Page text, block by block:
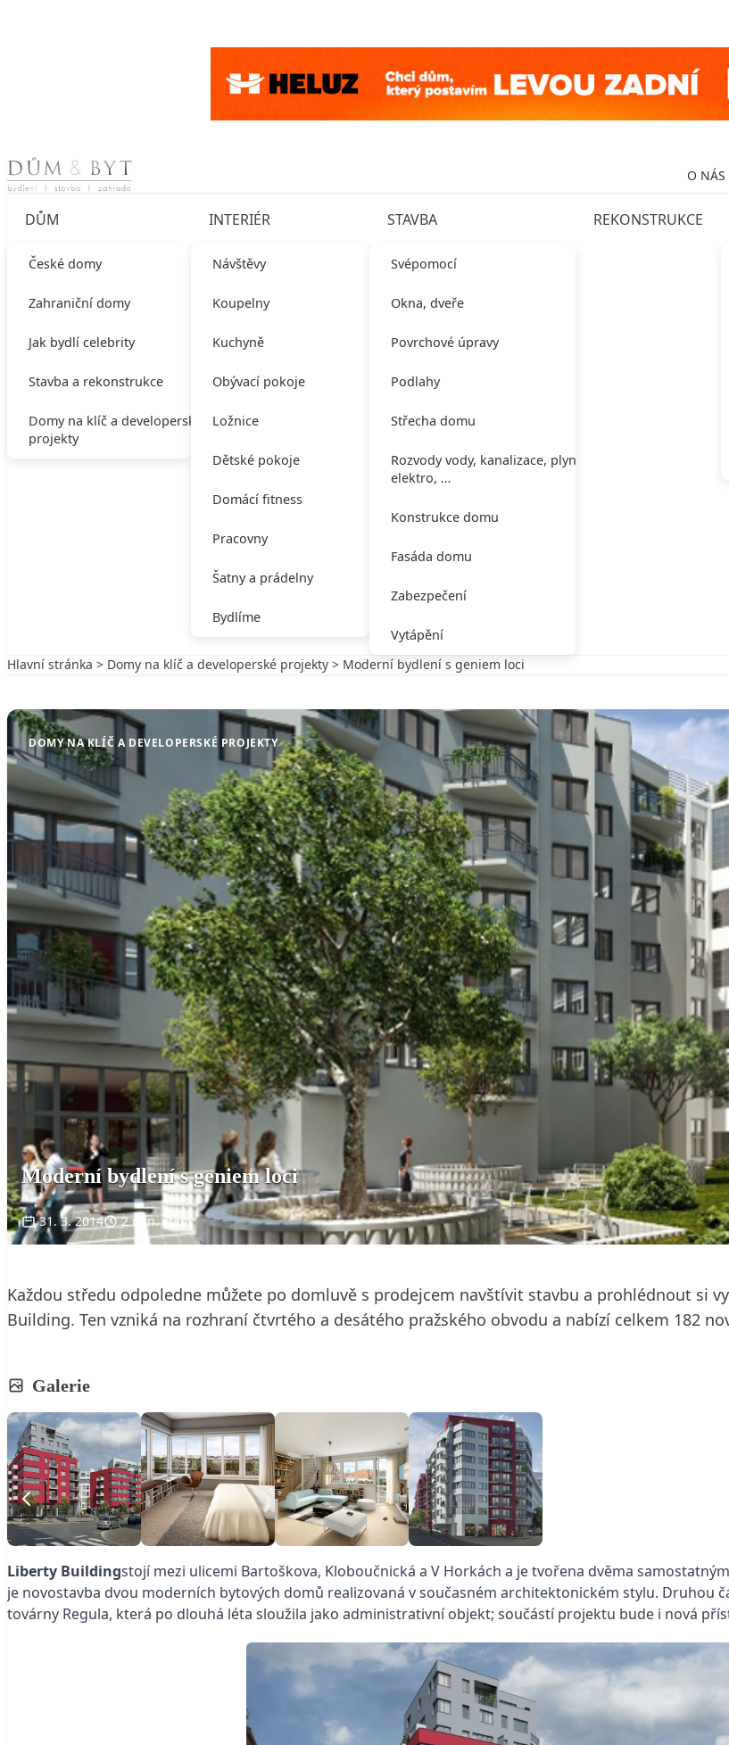
Skip to content O NÁS
DŮM
České domy
Zahraniční domy
Jak bydlí celebrity
Stavba a rekonstrukce
Domy na klíč a developerské
projekty
INTERIÉR
Návštěvy
Koupelny
Kuchyně
Obývací pokoje
Ložnice
Dětské pokoje
Domácí fitness
Pracovny
Šatny a prádelny
Bydlíme
STAVBA
Svépomocí
Okna, dveře
Povrchové úpravy
Podlahy
Střecha domu
Rozvody vody, kanalizace, plynu,
elektro, …
Konstrukce domu
Fasáda domu
Zabezpečení
Vytápění
REKONSTRUKCE
Hlavní stránka > Domy na klíč a developerské projekty > Moderní bydlení s geniem loci
DOMY NA KLÍČ A DEVELOPERSKÉ PROJEKTY
Moderní bydlení s geniem loci
31. 3. 2014 2 min. čtení
Každou středu odpoledne můžete po domluvě s prodejcem navštívit stavbu a prohlédnout si
Building. Ten vzniká na rozhraní čtvrtého a desátého pražského obvodu a nabízí celkem 182
Galerie
Liberty Buildingstojí mezi ulicemi Bartoškova, Kloboučnická a V Horkách a je tvořena dvěma
je novostavba dvou moderních bytových domů realizovaná v současném architektonickém stylu. Druhou
továrny Regula, která po dlouhá léta sloužila jako administrativní objekt; součástí projektu bude i nová